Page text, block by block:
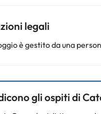
indicati potrebbero
legali
è gestito da una
gli ospiti di